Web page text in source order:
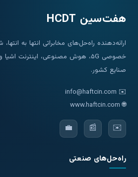
هفت‌سین HCDT
ارائه‌دهنده راه‌حل‌های مخابراتی انتها به
صنایع کشور.
✉️
info@haftcin.com
🌐
www.haftcin.com
✉️
📰
💼
راه‌حل‌های صنعتی